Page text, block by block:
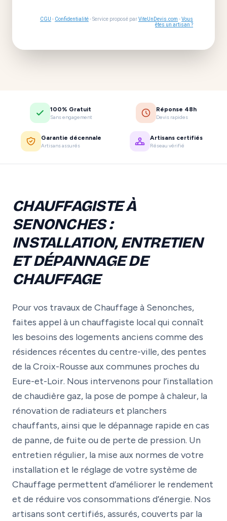
CGU - Confidentialité- Service proposé parViteUnDevis.com -Vous
êtes un artisan ?
100% Gratuit
Sans engagement
Réponse 48h
Devis rapides
Garantie décennale
Artisans assurés
Artisans certifiés
Réseau vérifié
CHAUFFAGISTE À
SENONCHES :
INSTALLATION, ENTRETIEN
ET DÉPANNAGE DE
CHAUFFAGE
Pour vos travaux de Chauffage à Senonches,
faites appel à un chauffagiste local qui connaît
les besoins des logements anciens comme des
résidences récentes du centre-ville, des pentes
de la Croix-Rousse aux communes proches du
Eure-et-Loir. Nous intervenons pour l’installation
de chaudière gaz, la pose de pompe à chaleur, la
rénovation de radiateurs et planchers
chauffants, ainsi que le dépannage rapide en cas
de panne, de fuite ou de perte de pression. Un
entretien régulier, la mise aux normes de votre
installation et le réglage de votre système de
Chauffage permettent d’améliorer le rendement
et de réduire vos consommations d’énergie. Nos
artisans sont certifiés, assurés, couverts par la